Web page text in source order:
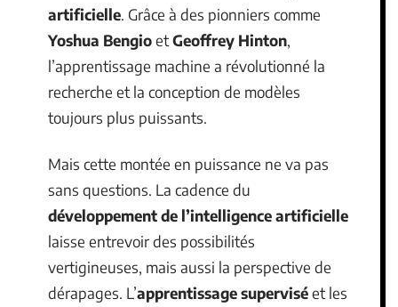
artificielle. Grâce à des pionniers comme
Yoshua BengioetGeoffrey Hinton,
l’apprentissage machine a révolutionné la
recherche et la conception de modèles
toujours plus puissants.
Mais cette montée en puissance ne va pas
sans questions. La cadence du
développement de l’intelligence artificielle
laisse entrevoir des possibilités
vertigineuses, mais aussi la perspective de
dérapages. L’apprentissage superviséet les